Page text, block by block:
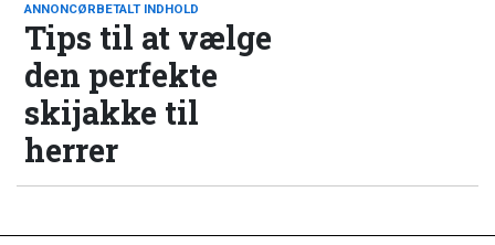
ANNONCØRBETALT INDHOLD
Tips til at vælge
den perfekte
skijakke til
herrer